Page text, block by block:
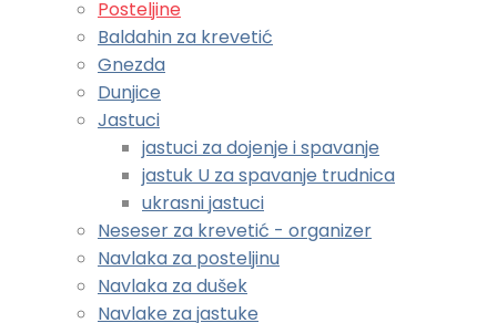
Posteljine
Baldahin za krevetić
Gnezda
Dunjice
Jastuci
jastuci za dojenje i spavanje
jastuk U za spavanje trudnica
ukrasni jastuci
Neseser za krevetić - organizer
Navlaka za posteljinu
Navlaka za dušek
Navlake za jastuke